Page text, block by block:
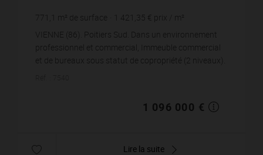
771,1 m² de surface 1 421,35 € prix / m²
VIENNE (86). Poitiers Sud. Dans un environnement
professionnel et commercial, Immeuble commercial
et de bureaux sous statut de copropriété (2 niveaux).
1 096 000 €
Lire la suite